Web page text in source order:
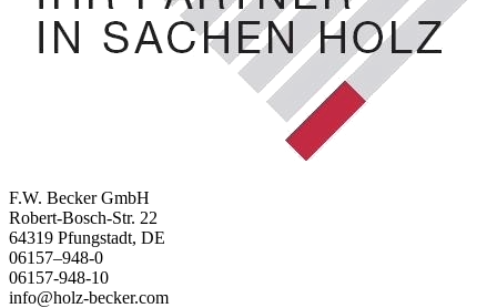
F.W. Becker GmbH
Robert-Bosch-Str. 22
64319 Pfungstadt, DE
06157–948-0
06157-948-10
info@holz-becker.com